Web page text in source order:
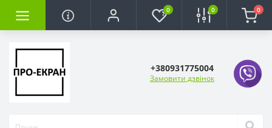
0 0 0
+380931775004
Замовити дзвінок